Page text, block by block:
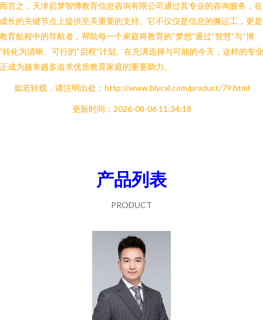
言之，天津启梦智博教育信息咨询有限公司通过其专业的咨询服务，
长的关键节点上提供至关重要的支持。它不仅仅是信息的搬运工，更
育航程中的导航者，帮助每一个家庭将教育的“梦想”通过“智慧”与“博
转化为清晰、可行的“启程”计划。在充满选择与可能的今天，这样的专
成为越来越多追求优质教育家庭的重要助力。
如若转载，请注明出处：http://www.blycxl.com/product/79.html
更新时间：2026-08-06 11:34:18
产品列表
PRODUCT